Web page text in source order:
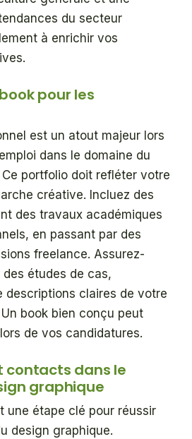
du secteur
à enrichir vos
pour les
est un atout majeur lors
dans le domaine du
portfolio doit refléter votre
créative. Incluez des
des travaux académiques
en passant par des
freelance. Assurez-
études de cas,
descriptions claires de votre
book bien conçu peut
de vos candidatures.
contacts dans le
graphique
une étape clé pour réussir
design graphique.